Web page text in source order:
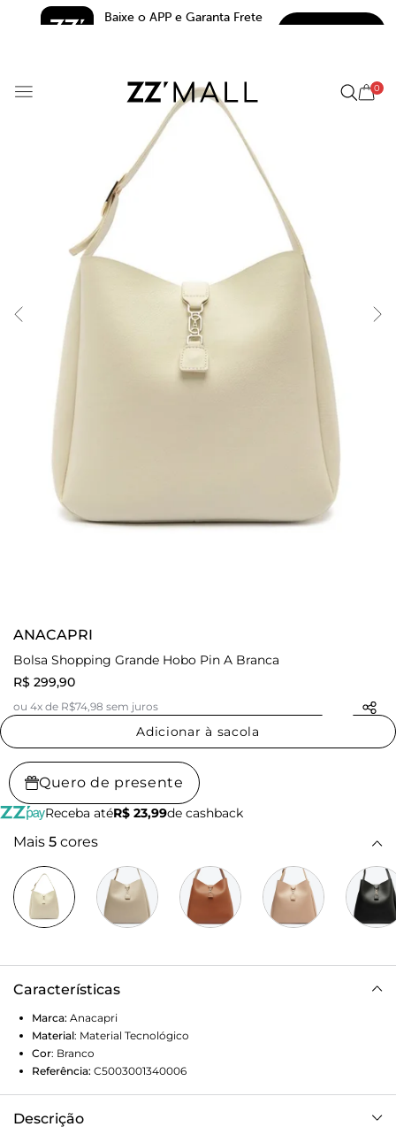
Baixe o APP e Garanta Frete
0
ANACAPRI
Bolsa Shopping Grande Hobo Pin A Branca
R$ 299,90
ou 4x de R$74,98 sem juros
Adicionar à sacola
Quero de presente
Receba atéR$ 23,99de cashback
Mais 5 cores
Características
Marca: Anacapri
Material: Material Tecnológico
Cor: Branco
Referência: C5003001340006
Descrição